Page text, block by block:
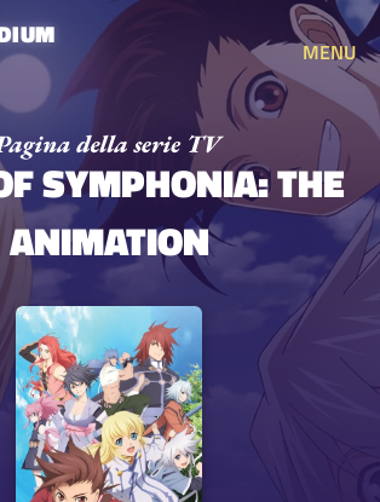
MENU
SYMPHONIA: THE
ANIMATION